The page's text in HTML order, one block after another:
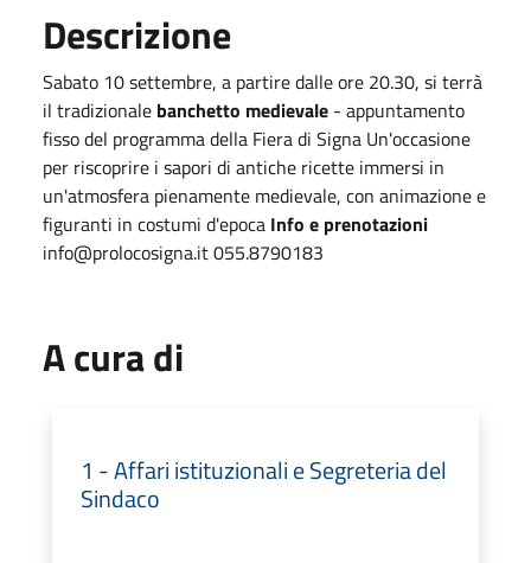
Descrizione
Sabato 10 settembre, a partire dalle ore 20.30, si terrà
il tradizionale banchetto medievale - appuntamento
fisso del programma della Fiera di Signa Un'occasione
per riscoprire i sapori di antiche ricette immersi in
un'atmosfera pienamente medievale, con animazione e
figuranti in costumi d'epoca Info e prenotazioni
info@prolocosigna.it 055.8790183
A cura di
1 - Affari istituzionali e Segreteria del
Sindaco